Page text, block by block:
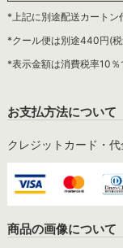
*上記に別途配送カートン
*クール便は別途440円(税
*表示金額は消費税率10％
お支払方法について
クレジットカード・
商品の画像について